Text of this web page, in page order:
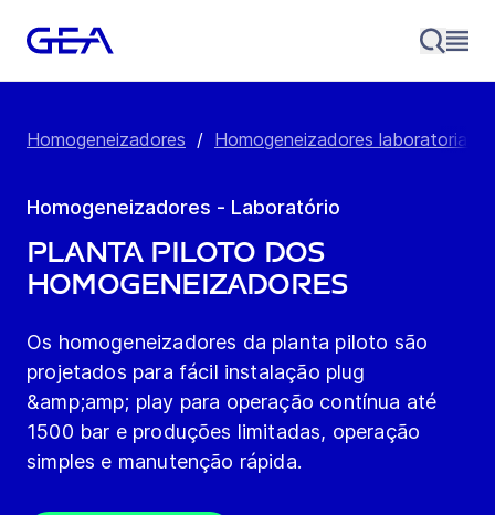
Homogeneizadores / Homogeneizadores laboratoriais
Homogeneizadores - Laboratório
Planta piloto dos
homogeneizadores
Os homogeneizadores da planta piloto são
projetados para fácil instalação plug
&amp;amp; play para operação contínua até
1500 bar e produções limitadas, operação
simples e manutenção rápida.